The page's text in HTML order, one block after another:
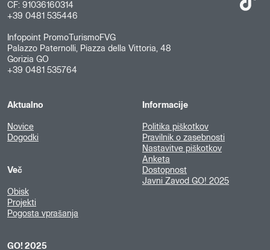
CF: 91036160314
+39 0481 535446
Infopoint PromoTurismoFVG
Palazzo Paternolli, Piazza della Vittoria, 48
Gorizia GO
+39 0481 535764
Aktualno
Novice
Dogodki
Več
Obisk
Projekti
Pogosta vprašanja
GO! 2025
Informacije
Politika piškotkov
Pravilnik o zasebnosti
Nastavitve piškotkov
Anketa
Dostopnost
Javni Zavod GO! 2025